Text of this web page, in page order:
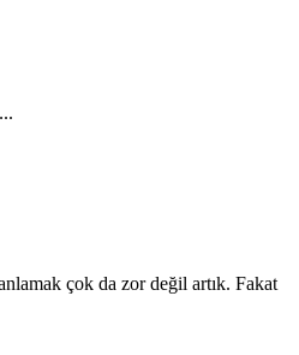
çok da zor değil artık. Fakat